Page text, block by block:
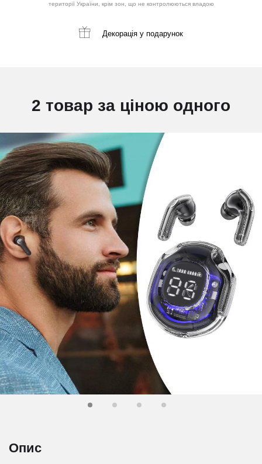
території України, крім зон, що не контролюються владою
Декорація у подарунок
2 товар за ціною одного
Опис